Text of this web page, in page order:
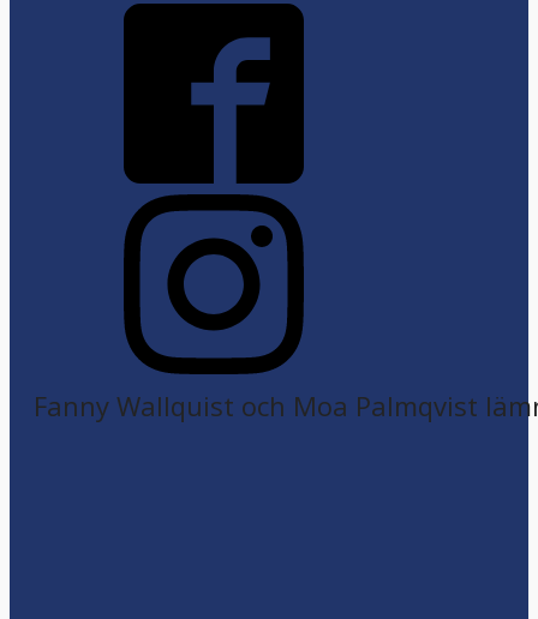
Fanny Wallquist och Moa Palmqvist